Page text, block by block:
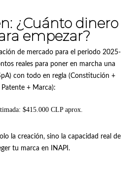
¿Cuánto dinero
empezar?
de mercado para el periodo 2025-
reales para poner en marcha una
con todo en regla (Constitución +
+ Marca):
$415.000 CLP aprox.
la creación, sino la capacidad real de
tu marca en INAPI.